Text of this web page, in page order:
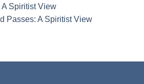
Passes: A Spiritist View